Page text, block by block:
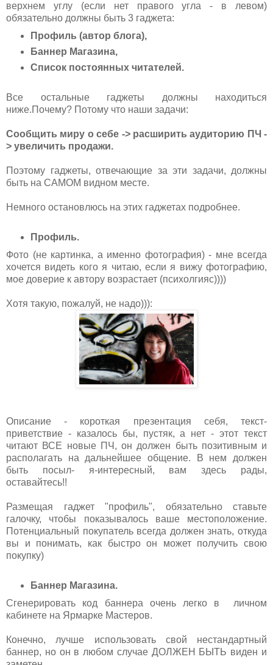
верхнем углу (если нет правого угла - в левом)
обязательно должны быть 3 гаджета:
Профиль (автор блога),
Баннер Магазина,
Список постоянных читателей.
Все остальные гаджеты должны находиться
ниже.Почему? Потому что наши задачи:
Сообщить миру о себе -> расширить аудиторию ПЧ -
> увеличить продажи.
Поэтому гаджеты, отвечающие за эти задачи, должны
быть на САМОМ видном месте.
Немного остановлюсь на этих гаджетах подробнее.
Профиль.
Фото (не картинка, а именно фотография) - мне всегда
хочется видеть кого я читаю, если я вижу фотографию,
мое доверие к автору возрастает (психолгияс))))
Хотя такую, пожалуй, не надо))):
Описание - короткая презентация себя, текст-
приветствие - казалось бы, пустяк, а нет - этот текст
читают ВСЕ новые ПЧ, он должен быть позитивным и
располагать на дальнейшее общение. В нем должен
быть посыл- я-интересный, вам здесь рады,
оставайтесь!!
Размещая гаджет "профиль", обязательно ставьте
галочку, чтобы показывалось ваше местоположение.
Потенциальный покупатель всегда должен знать, откуда
вы и понимать, как быстро он может получить свою
покупку)
Баннер Магазина.
Сгенерировать код баннера очень легко в личном
кабинете на Ярмарке Мастеров.
Конечно, лучше использовать свой нестандартный
баннер, но он в любом случае ДОЛЖЕН БЫТЬ виден и